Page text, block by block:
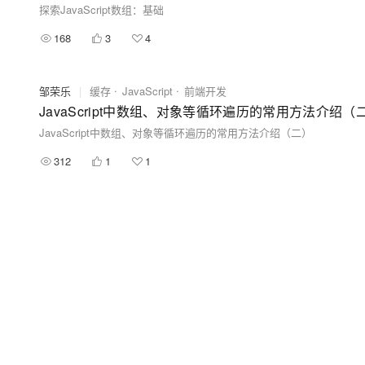
探索JavaScript数组：基础
168
3 4
邹荣乐 | 缓存 JavaScript 前端开发
JavaScript中数组、对象等循环遍历的常用方法介绍（
JavaScript中数组、对象等循环遍历的常用方法介绍（二）
312
1 1